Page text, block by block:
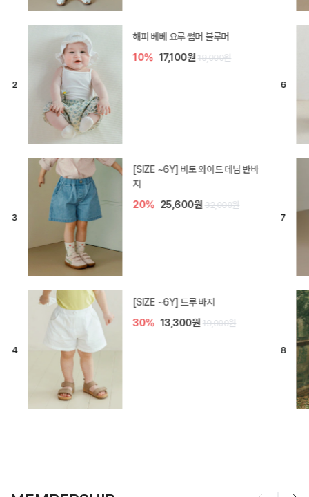
듀이 아기 바지
10% 17,100원 19,000원
[SIZE ~6Y] 라핀 카프리 팬츠
30%
엘로디 니트 아기 바지
20% 16,000원 20,000원